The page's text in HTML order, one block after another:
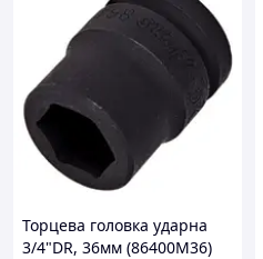
Торцева головка ударна
3/4"DR, 36мм (86400M36)